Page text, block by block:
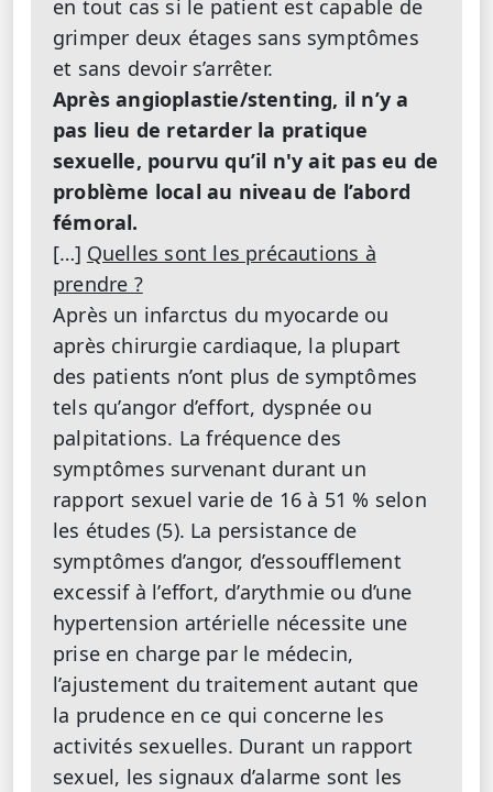
en tout cas si le patient est capable de
grimper deux étages sans symptômes
et sans devoir s’arrêter.
Après angioplastie/stenting, il n’y a
pas lieu de retarder la pratique
sexuelle, pourvu qu’il n'y ait pas eu de
problème local au niveau de l’abord
fémoral.
[…] Quelles sont les précautions à
prendre ?
Après un infarctus du myocarde ou
après chirurgie cardiaque, la plupart
des patients n’ont plus de symptômes
tels qu’angor d’effort, dyspnée ou
palpitations. La fréquence des
symptômes survenant durant un
rapport sexuel varie de 16 à 51 % selon
les études (5). La persistance de
symptômes d’angor, d’essoufflement
excessif à l’effort, d’arythmie ou d’une
hypertension artérielle nécessite une
prise en charge par le médecin,
l’ajustement du traitement autant que
la prudence en ce qui concerne les
activités sexuelles. Durant un rapport
sexuel, les signaux d’alarme sont les